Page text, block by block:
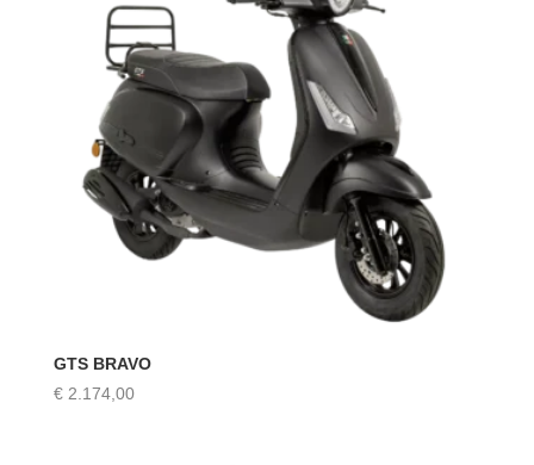
GTS BRAVO
€2.174,00